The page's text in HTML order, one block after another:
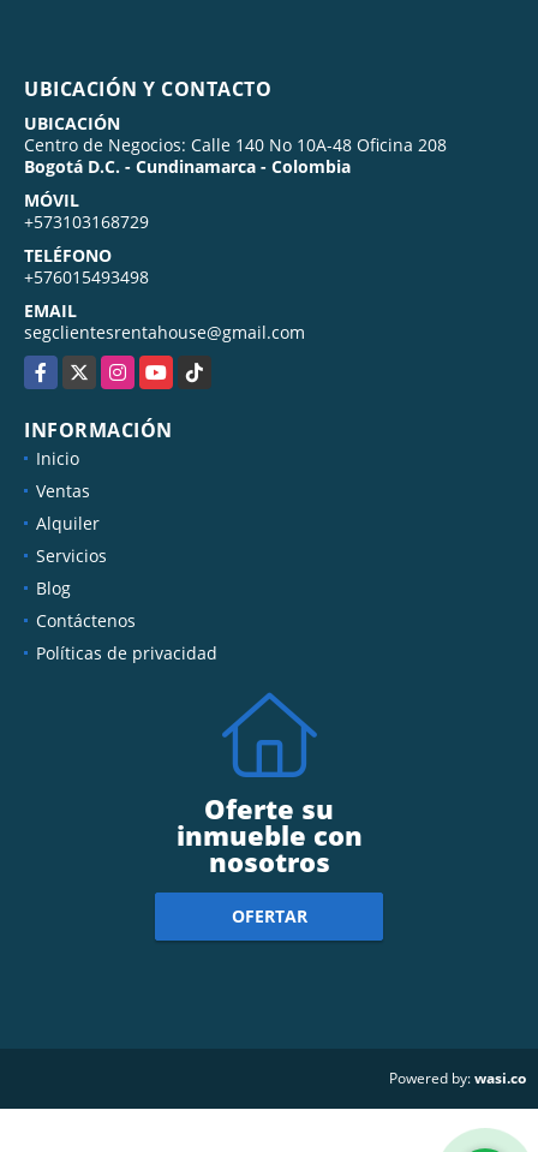
UBICACIÓN Y CONTACTO
UBICACIÓN
Centro de Negocios: Calle 140 No 10A-48 Oficina 208
Bogotá D.C. - Cundinamarca - Colombia
MÓVIL
+573103168729
TELÉFONO
+576015493498
EMAIL
segclientesrentahouse@gmail.com
Facebook
X InstagramYouTubeTikTok
INFORMACIÓN
Inicio
Ventas
Alquiler
Servicios
Blog
Contáctenos
Políticas de privacidad
Oferte su
inmueble con
nosotros
OFERTAR
Powered by:wasi.co